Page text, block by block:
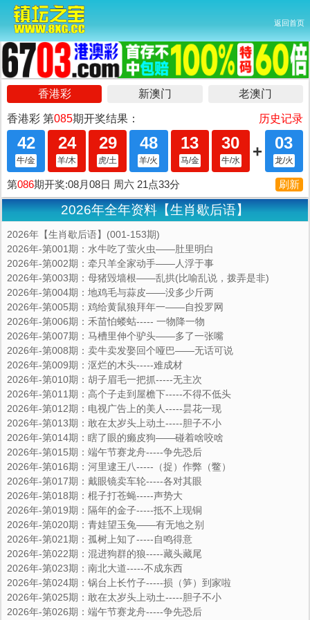
返回首页
2026年全年资料【生肖歇后语】
2026年【生肖歇后语】(001-153期)
2026年-第001期：水牛吃了萤火虫——肚里明白
2026年-第002期：牵只羊全家动手――人浮于事
2026年-第003期：母猪毁墙根――乱拱(比喻乱说，拨弄是非)
2026年-第004期：地鸡毛与蒜皮——没多少斤两
2026年-第005期：鸡给黄鼠狼拜年一—―自投罗网
2026年-第006期：禾苗怕蝼蛄----- 一物降一物
2026年-第007期：马槽里伸个驴头――多了一张嘴
2026年-第008期：卖牛卖发娶回个哑巴――无话可说
2026年-第009期：沤烂的木头-----难成材
2026年-第010期：胡子眉毛一把抓-----无主次
2026年-第011期：高个子走到屋檐下-----不得不低头
2026年-第012期：电视广告上的美人-----昙花一现
2026年-第013期：敢在太岁头上动土-----胆子不小
2026年-第014期：瞎了眼的癞皮狗――碰着啥咬啥
2026年-第015期：端午节赛龙舟-----争先恐后
2026年-第016期：河里逮王八-----（捉）作弊（鳖）
2026年-第017期：戴眼镜卖车轮-----各对其眼
2026年-第018期：棍子打苍蝇-----声势大
2026年-第019期：隔年的金子-----抵不上现铜
2026年-第020期：青娃望玉兔――有无地之别
2026年-第021期：孤树上知了-----自鸣得意
2026年-第022期：混进狗群的狼-----藏头藏尾
2026年-第023期：南北大道-----不成东西
2026年-第024期：锅台上长竹子-----损（笋）到家啦
2026年-第025期：敢在太岁头上动土-----胆子不小
2026年-第026期：端午节赛龙舟-----争先恐后